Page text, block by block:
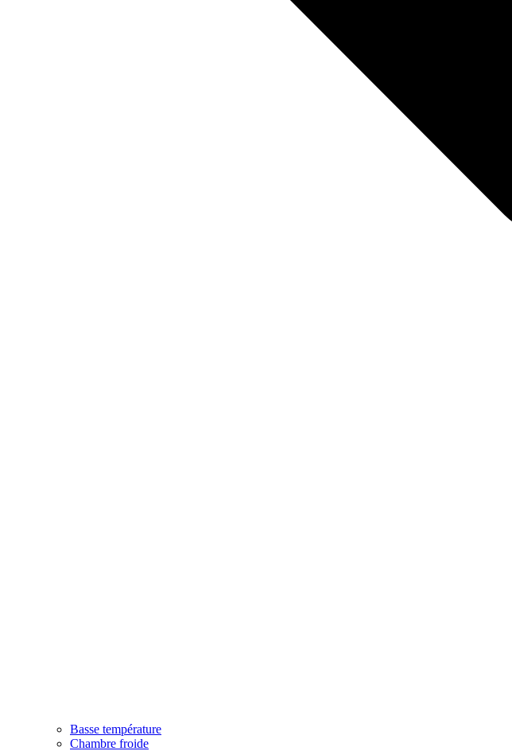
Basse température
Chambre froide